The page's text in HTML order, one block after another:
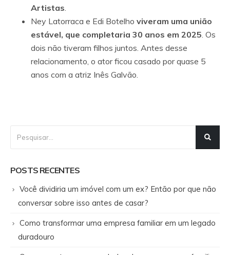
Artistas
Ney Latorraca e Edi Botelho viveram uma união
estável, que completaria 30 anos em 2025 . Os
dois não tiveram filhos juntos. Antes desse
relacionamento, o ator ficou casado por quase 5
anos com a atriz Inês Galvão.
POSTS RECENTES
Você dividiria um imóvel com um ex? Então por que não
conversar sobre isso antes de casar?
Como transformar uma empresa familiar em um legado
duradouro